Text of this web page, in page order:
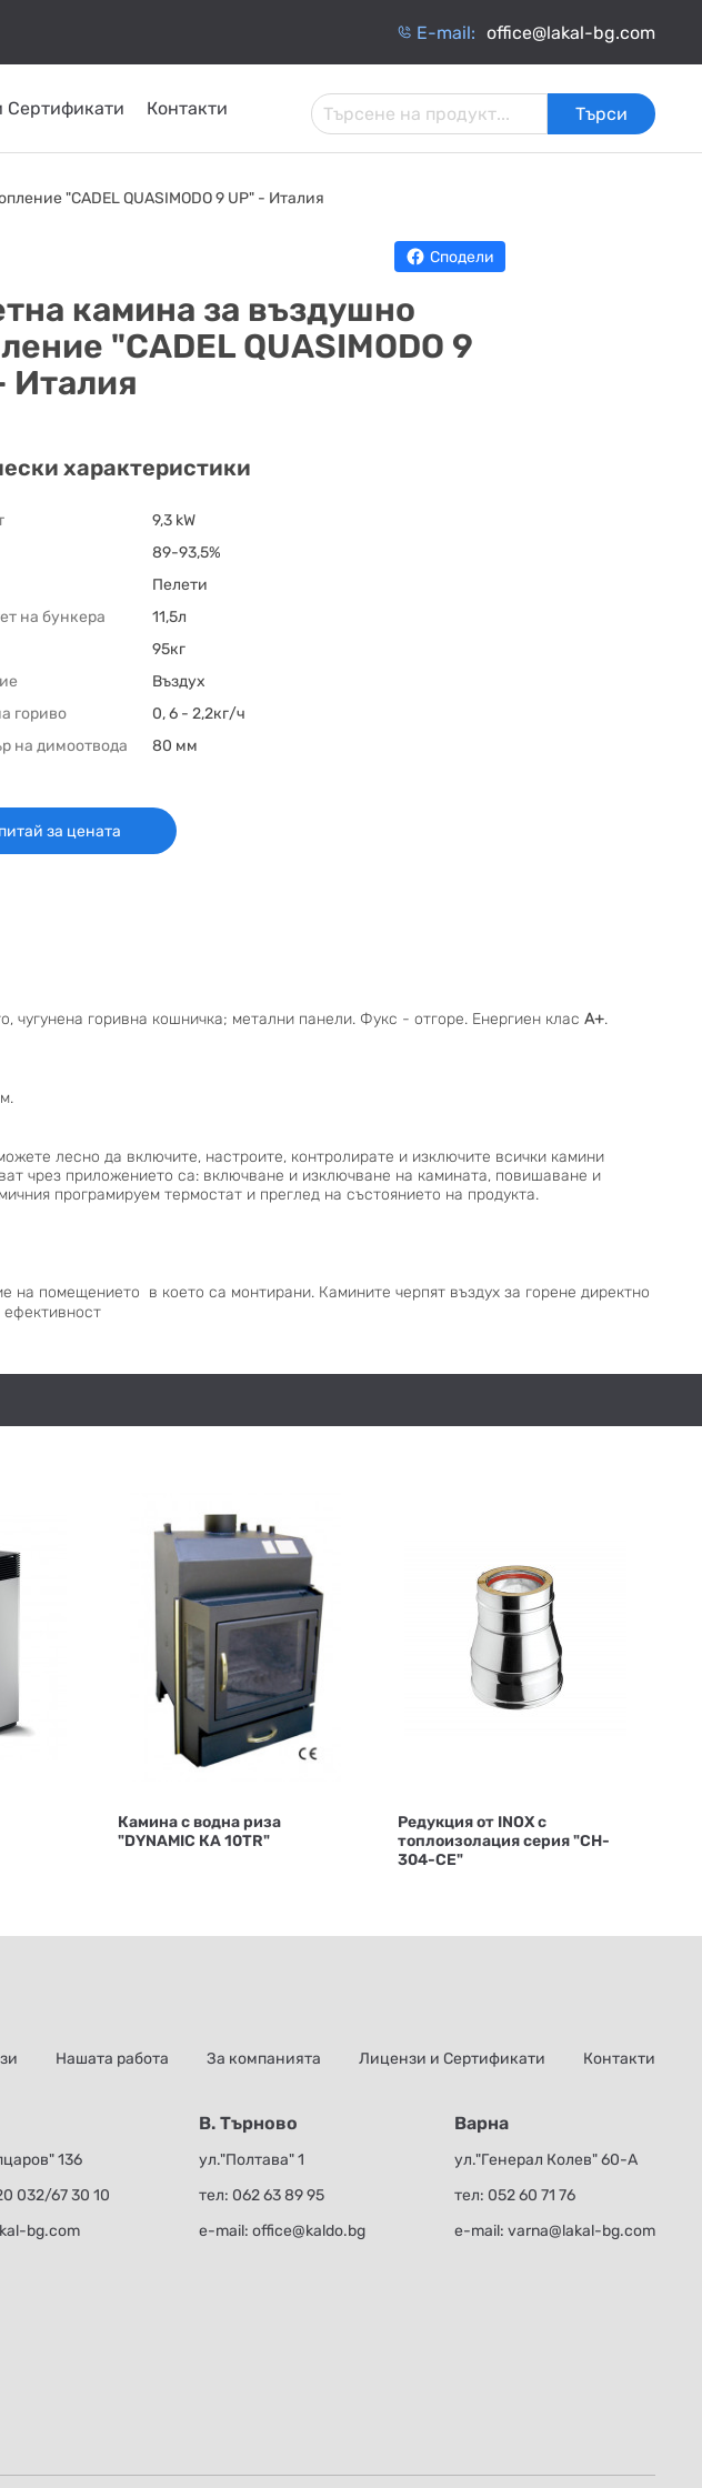
Е-mail: office@lakal-bg.com
СЛЪНЧЕВИ
СИСТЕМИ
ПЛАСТИНЧАТИ
Сертификати Контакти Търси
"CADEL QUASIMODO 9 UP" - Италия
Сподели
камина за въздушно
"CADEL QUASIMODO 9
Италия
характеристики
9,3 kW
89-93,5%
Пелети
на бункера
11,5л
95кг
Въздух
гориво
0, 6 - 2,2кг/ч
на димоотвода
80 мм
за цената
чугунена горивна кошничка; метални панели. Фукс - отгоре. Енергиен клас А+.
лесно да включите, настроите, контролирате и изключите всички камини
чрез приложението са: включване и изключване на камината, повишаване и
програмируем термостат и преглед на състоянието на продукта.
помещението в което са монтирани. Камините черпят въздух за горене директно
Камина с водна риза
"DYNAMIC КА 10ТR"
Редукция от INOX с
топлоизолация серия "CH-
304-CE"
Нашата работа За компанията Лицензи и Сертификати Контакти
136
032/67 30 10
bg.com
В. Търново
ул."Полтава" 1
тел: 062 63 89 95
е-mail: office@kaldo.bg
Варна
ул."Генерал Колев" 60-А
тел: 052 60 71 76
е-mail: varna@lakal-bg.com